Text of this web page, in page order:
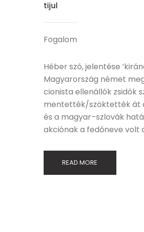
tijul
Fogalom
Héber szó, jelentése
Magyarország német
cionista ellenállók zsidók
mentették/szöktették át
és a magyar–szlovák
akciónak a fedőneve volt
READ MORE